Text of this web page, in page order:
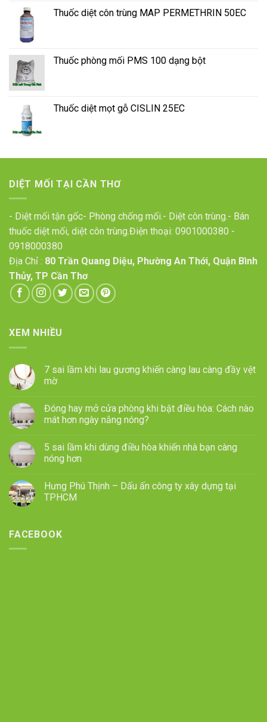
Thuốc diệt côn trùng MAP PERMETHRIN 50EC
Thuốc phòng mối PMS 100 dạng bột
Thuốc diệt mọt gỗ CISLIN 25EC
DIỆT MỐI TẠI CẦN THƠ
- Diệt mối tận gốc- Phòng chống mối.- Diệt côn trùng.- Bán
thuốc diệt mối, diệt côn trùng.Điện thoại: 0901000380 -
0918000380
Địa Chỉ : 80 Trần Quang Diệu, Phường An Thới, Quận Bình
Thủy, TP Cần Thơ
XEM NHIỀU
7 sai lầm khi lau gương khiến càng lau càng đầy vệt
mờ
Đóng hay mở cửa phòng khi bật điều hòa: Cách nào
mát hơn ngày nắng nóng?
5 sai lầm khi dùng điều hòa khiến nhà bạn càng
nóng hơn
Hưng Phú Thịnh – Dấu ấn công ty xây dựng tại
TPHCM
FACEBOOK